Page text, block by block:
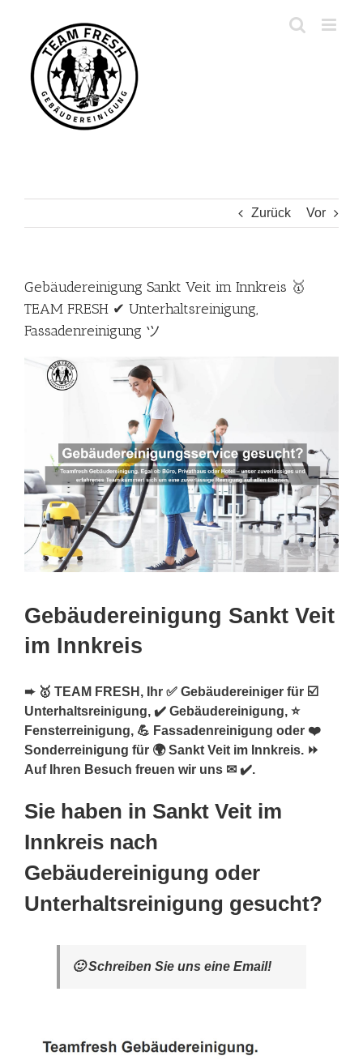
springen
Zurück Vor
Gebäudereinigung Sankt Veit im Innkreis 🥇
TEAM FRESH ✔ Unterhaltsreinigung,
Fassadenreinigung ツ
Gebäudereinigung Sankt Veit
im Innkreis
➨ 🥇 TEAM FRESH, Ihr ✅ Gebäudereiniger für ☑️
Unterhaltsreinigung, ✔️ Gebäudereinigung, ⭐
Fensterreinigung, 💪 Fassadenreinigung oder ❤️
Sonderreinigung für 🌍 Sankt Veit im Innkreis. ⏩
Auf Ihren Besuch freuen wir uns ✉ ✔️.
Sie haben in Sankt Veit im
Innkreis nach
Gebäudereinigung oder
Unterhaltsreinigung gesucht?
🙂 Schreiben Sie uns eine Email!